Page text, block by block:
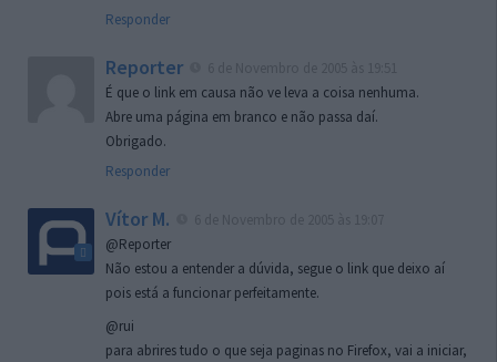
Responder
Reporter
É que o link em causa não ve leva a coisa nenhuma.
Abre uma página em branco e não passa daí.
Obrigado.
Responder
Vítor M.
@Reporter
Não estou a entender a dúvida, segue o link que deixo aí
pois está a funcionar perfeitamente.
@rui
para abrires tudo o que seja paginas no Firefox, vai a iniciar,